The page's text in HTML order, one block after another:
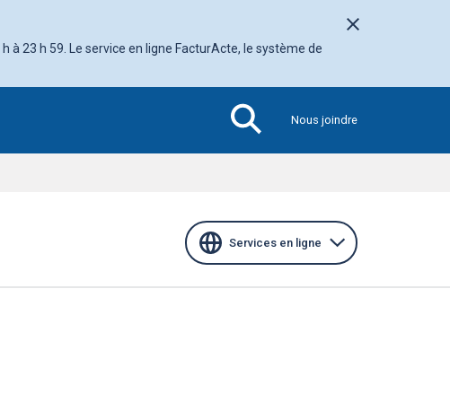
Fermer l'avis
à 23 h 59. Le service en ligne FacturActe, le système de
Nous joindre
Services en ligne
Section
active